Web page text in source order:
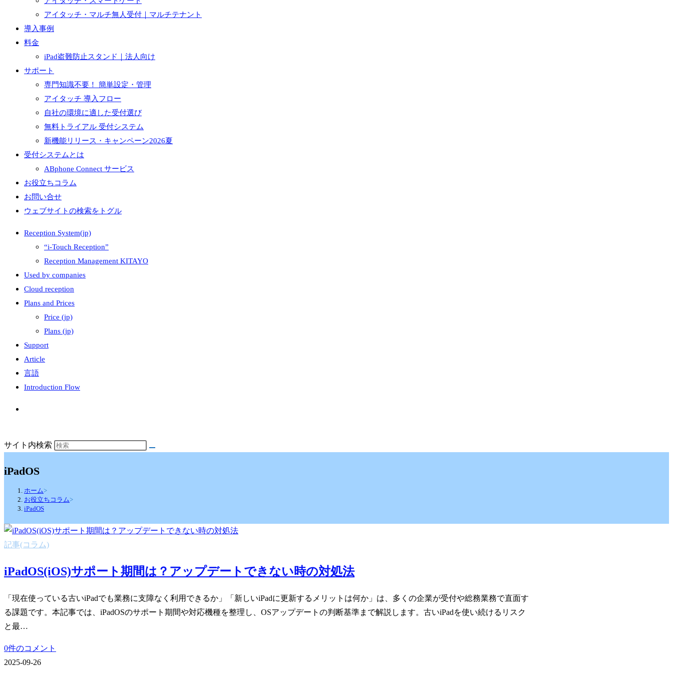
アイタッチ・マルチ無人受付｜マルチテナント
導入事例
料金
iPad盗難防止スタンド｜法人向け
サポート
専門知識不要！ 簡単設定・管理
アイタッチ 導入フロー
自社の環境に適した受付選び
無料トライアル 受付システム
新機能リリース・キャンペーン2026夏
受付システムとは
ABphone Connect サービス
お役立ちコラム
お問い合せ
ウェブサイトの検索をトグル
Reception System(jp)
“i-Touch Reception”
Reception Management KITAYO
Used by companies
Cloud reception
Plans and Prices
Price (jp)
Plans (jp)
Support
Article
言語
Introduction Flow
サイト内検索
iPadOS
ホーム>
お役立ちコラム>
iPadOS
記事(コラム)
iPadOS(iOS)サポート期間は？アップデートできない時の対処法
「現在使っている古いiPadでも業務に支障なく利用できるか」「新しいiPadに更新するメリットは何か」は、多くの企業が受付や総務業務で直面す
る課題です。本記事では、iPadOSのサポート期間や対応機種を整理し、OSアップデートの判断基準まで解説します。古いiPadを使い続けるリスク
と最…
0件のコメント
2025-09-26